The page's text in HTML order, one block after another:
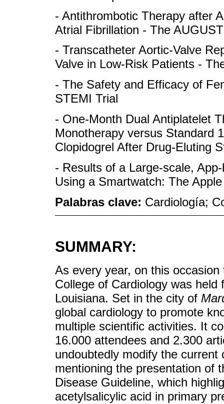
- Antithrombotic Therapy after
Atrial Fibrillation - The
- Transcatheter Aortic-Valve
Valve in Low-Risk Patients -
- The Safety and Efficacy of
STEMI Trial
- One-Month Dual Antiplatelet
Monotherapy versus Standard
Clopidogrel After Drug-Eluting
- Results of a Large-scale,
Using a Smartwatch: The
Palabras clave: Cardiología;
SUMMARY:
As every year, on this
College of Cardiology was
Louisiana. Set in the city of
global cardiology to promote
multiple scientific activities. It
16.000 attendees and 2.300
undoubtedly modify the
mentioning the presentation of
Disease Guideline, which
acetylsalicylic acid in primary